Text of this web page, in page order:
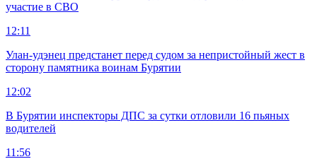
участие в СВО
12:11
Улан-удэнец предстанет перед судом за непристойный жест в
сторону памятника воинам Бурятии
12:02
В Бурятии инспекторы ДПС за сутки отловили 16 пьяных
водителей
11:56